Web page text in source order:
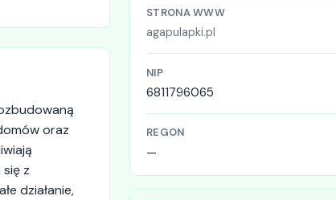
STRONA WWW
agapulapki.pl
NIP
6811796065
REGON
—
oraz
z
działanie,